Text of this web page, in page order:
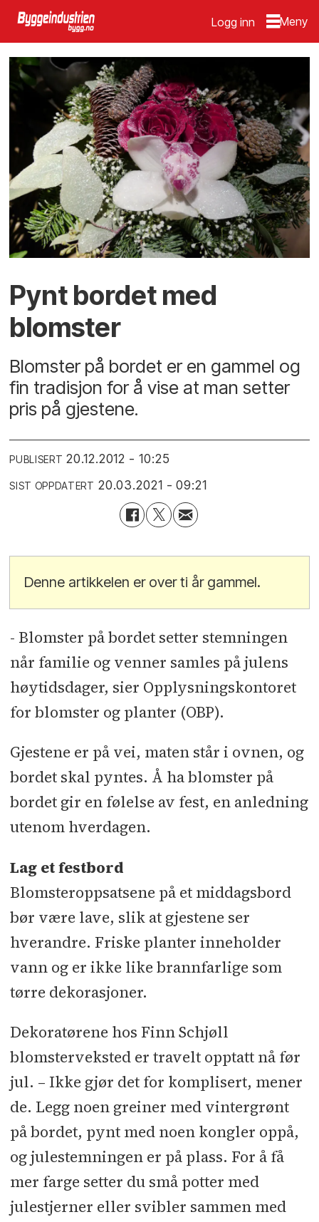
Logg inn
Pynt bordet med
blomster
Blomster på bordet er en gammel og
fin tradisjon for å vise at man setter
pris på gjestene.
PUBLISERT 20.12.2012 - 10:25
SIST OPPDATERT 20.03.2021 - 09:21
Denne artikkelen er over ti år gammel.
- Blomster på bordet setter stemningen
når familie og venner samles på julens
høytidsdager, sier Opplysningskontoret
for blomster og planter (OBP).
Gjestene er på vei, maten står i ovnen, og
bordet skal pyntes. Å ha blomster på
bordet gir en følelse av fest, en anledning
utenom hverdagen.
Lag et festbord
Blomsteroppsatsene på et middagsbord
bør være lave, slik at gjestene ser
hverandre. Friske planter inneholder
vann og er ikke like brannfarlige som
tørre dekorasjoner.
Dekoratørene hos Finn Schjøll
blomsterveksted er travelt opptatt nå før
jul. – Ikke gjør det for komplisert, mener
de. Legg noen greiner med vintergrønt
på bordet, pynt med noen kongler oppå,
og julestemningen er på plass. For å få
mer farge setter du små potter med
julestjerner eller svibler sammen med